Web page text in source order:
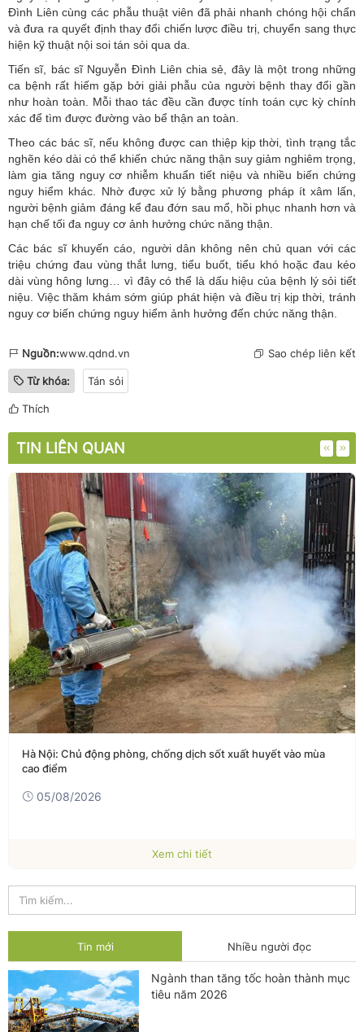
Đình Liên cùng các phẫu thuật viên đã phải nhanh chóng hội chẩn
và đưa ra quyết định thay đổi chiến lược điều trị, chuyển sang thực
hiện kỹ thuật nội soi tán sỏi qua da.
Tiến sĩ, bác sĩ Nguyễn Đình Liên chia sẻ, đây là một trong những
ca bệnh rất hiếm gặp bởi giải phẫu của người bệnh thay đổi gần
như hoàn toàn. Mỗi thao tác đều cần được tính toán cực kỳ chính
xác để tìm được đường vào bể thận an toàn.
Theo các bác sĩ, nếu không được can thiệp kịp thời, tình trạng tắc
nghẽn kéo dài có thể khiến chức năng thận suy giảm nghiêm trọng,
làm gia tăng nguy cơ nhiễm khuẩn tiết niệu và nhiều biến chứng
nguy hiểm khác. Nhờ được xử lý bằng phương pháp ít xâm lấn,
người bệnh giảm đáng kể đau đớn sau mổ, hồi phục nhanh hơn và
hạn chế tối đa nguy cơ ảnh hưởng chức năng thận.
Các bác sĩ khuyến cáo, người dân không nên chủ quan với các
triệu chứng đau vùng thắt lưng, tiểu buốt, tiểu khó hoặc đau kéo
dài vùng hông lưng… vì đây có thể là dấu hiệu của bệnh lý sỏi tiết
niệu. Việc thăm khám sớm giúp phát hiện và điều trị kịp thời, tránh
nguy cơ biến chứng nguy hiểm ảnh hưởng đến chức năng thận.
Nguồn:www.qdnd.vn Sao chép liên kết
Từ khóa: Tán sỏi
Thích
TIN LIÊN QUAN
Hà Nội: Chủ động phòng, chống dịch sốt xuất huyết vào mùa
cao điểm
05/08/2026
Xem chi tiết
Tin mới Nhiều người đọc
Ngành than tăng tốc hoàn thành mục
tiêu năm 2026